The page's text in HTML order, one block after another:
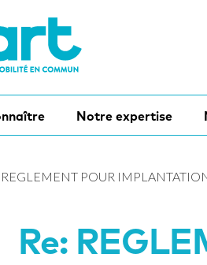
Notre expertise
REGLEMENT POUR
Re: